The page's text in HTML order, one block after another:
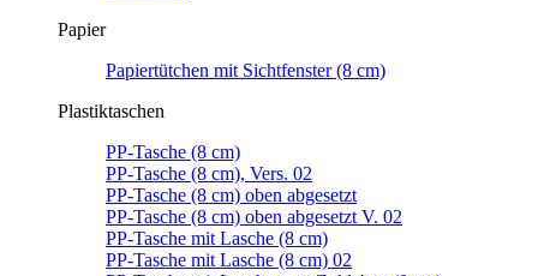
Papier
Papiertütchen mit Sichtfenster (8 cm)
Plastiktaschen
PP-Tasche (8 cm)
PP-Tasche (8 cm), Vers. 02
PP-Tasche (8 cm) oben abgesetzt
PP-Tasche (8 cm) oben abgesetzt V. 02
PP-Tasche mit Lasche (8 cm)
PP-Tasche mit Lasche (8 cm) 02